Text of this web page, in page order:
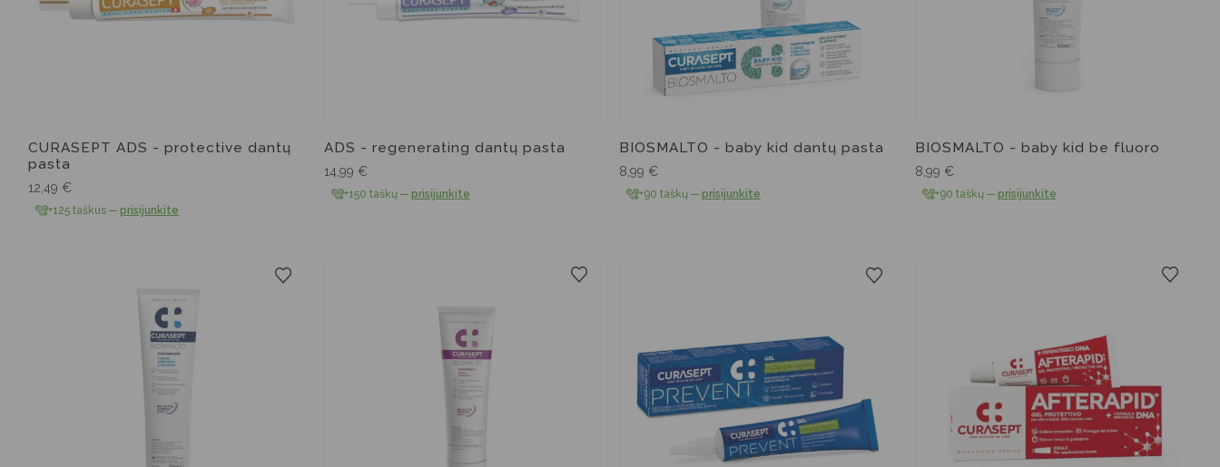
CURASEPT ADS - protective dantų
pasta
12,49 €
+125 taškus — prisijunkite
ADS - regenerating dantų pasta
14,99 €
+150 taškų — prisijunkite
BIOSMALTO - baby kid dantų pasta
8,99 €
+90 taškų — prisijunkite
BIOSMALTO - baby kid be fluoro
8,99 €
+90 taškų — prisijunkite